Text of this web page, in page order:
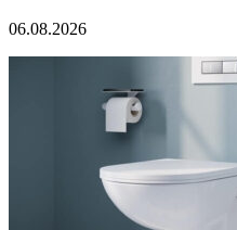
06.08.2026